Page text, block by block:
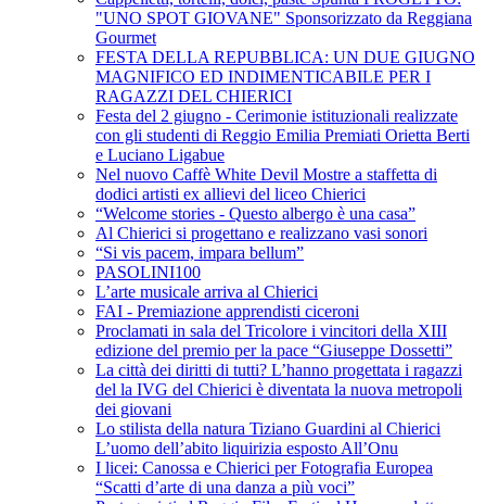
"UNO SPOT GIOVANE" Sponsorizzato da Reggiana
Gourmet
FESTA DELLA REPUBBLICA: UN DUE GIUGNO
MAGNIFICO ED INDIMENTICABILE PER I
RAGAZZI DEL CHIERICI
Festa del 2 giugno - Cerimonie istituzionali realizzate
con gli studenti di Reggio Emilia Premiati Orietta Berti
e Luciano Ligabue
Nel nuovo Caffè White Devil Mostre a staffetta di
dodici artisti ex allievi del liceo Chierici
“Welcome stories - Questo albergo è una casa”
Al Chierici si progettano e realizzano vasi sonori
“Si vis pacem, impara bellum”
PASOLINI100
L’arte musicale arriva al Chierici
FAI - Premiazione apprendisti ciceroni
Proclamati in sala del Tricolore i vincitori della XIII
edizione del premio per la pace “Giuseppe Dossetti”
La città dei diritti di tutti? L’hanno progettata i ragazzi
del la IVG del Chierici è diventata la nuova metropoli
dei giovani
Lo stilista della natura Tiziano Guardini al Chierici
L’uomo dell’abito liquirizia esposto All’Onu
I licei: Canossa e Chierici per Fotografia Europea
“Scatti d’arte di una danza a più voci”